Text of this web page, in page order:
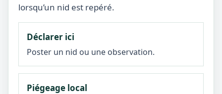
lorsqu’un nid est repéré.
Déclarer ici
Poster un nid ou une observation.
Piégeage local